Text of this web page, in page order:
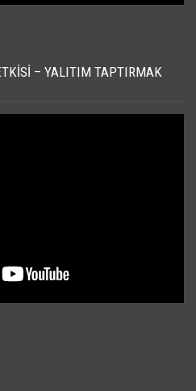
– YALITIM TAPTIRMAK